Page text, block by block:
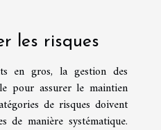
les risques
en gros, la gestion des
pour assurer le maintien
de risques doivent
de manière systématique.